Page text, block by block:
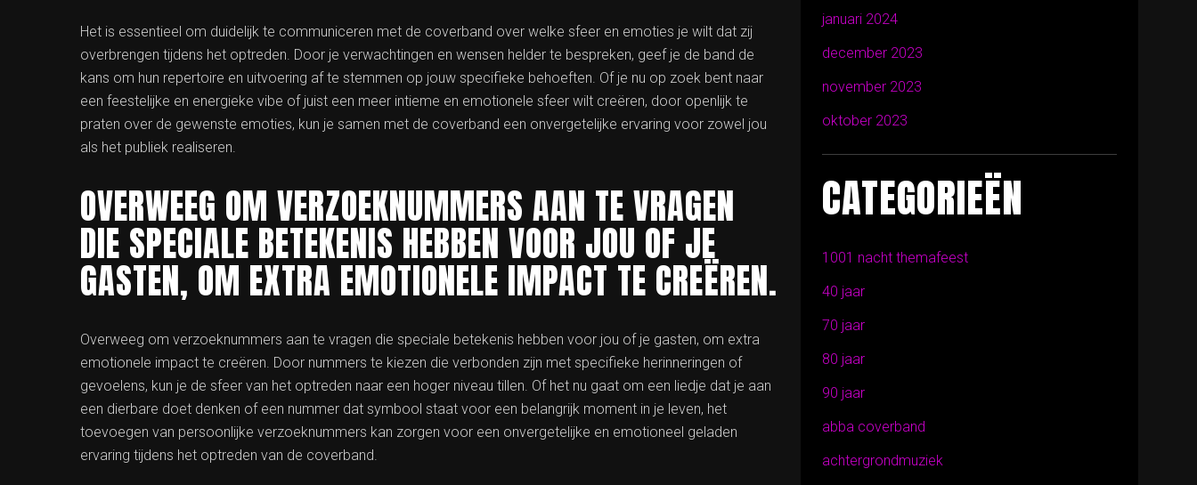
Het is essentieel om duidelijk te communiceren met de coverband over welke sfeer en emoties je wilt dat zij
overbrengen tijdens het optreden. Door je verwachtingen en wensen helder te bespreken, geef je de band de
kans om hun repertoire en uitvoering af te stemmen op jouw specifieke behoeften. Of je nu op zoek bent naar
een feestelijke en energieke vibe of juist een meer intieme en emotionele sfeer wilt creëren, door openlijk te
praten over de gewenste emoties, kun je samen met de coverband een onvergetelijke ervaring voor zowel jou
als het publiek realiseren.
OVERWEEG OM VERZOEKNUMMERS AAN TE VRAGEN
DIE SPECIALE BETEKENIS HEBBEN VOOR JOU OF JE
GASTEN, OM EXTRA EMOTIONELE IMPACT TE CREËREN.
Overweeg om verzoeknummers aan te vragen die speciale betekenis hebben voor jou of je gasten, om extra
emotionele impact te creëren. Door nummers te kiezen die verbonden zijn met specifieke herinneringen of
gevoelens, kun je de sfeer van het optreden naar een hoger niveau tillen. Of het nu gaat om een liedje dat je aan
een dierbare doet denken of een nummer dat symbool staat voor een belangrijk moment in je leven, het
toevoegen van persoonlijke verzoeknummers kan zorgen voor een onvergetelijke en emotioneel geladen
ervaring tijdens het optreden van de coverband.
januari 2024
december 2023
november 2023
oktober 2023
CATEGORIEËN
1001 nacht themafeest
40 jaar
70 jaar
80 jaar
90 jaar
abba coverband
achtergrondmuziek